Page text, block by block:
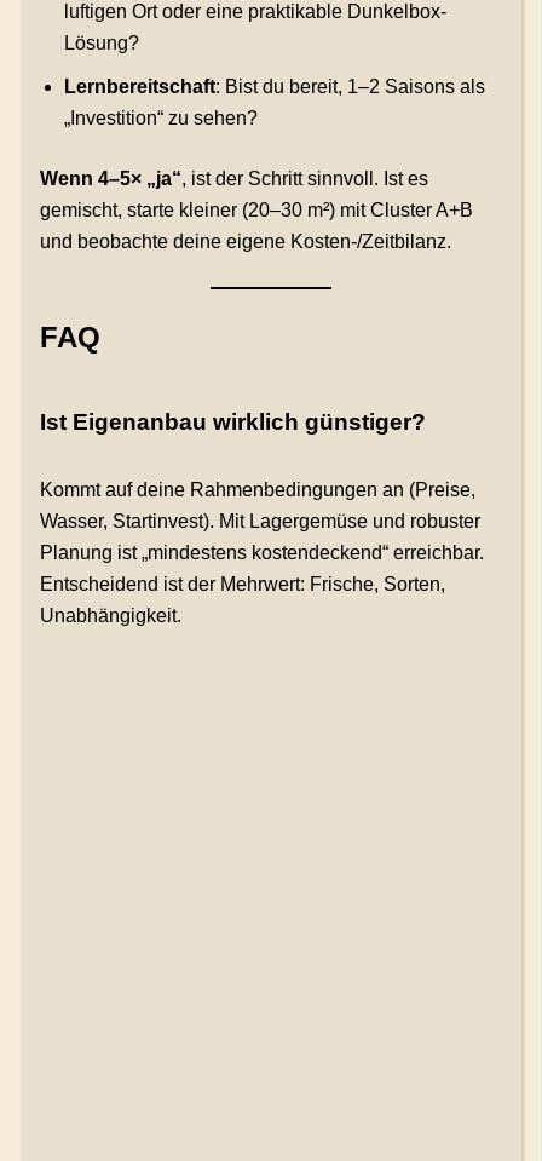
luftigen Ort oder eine praktikable Dunkelbox-
Lösung?
Lernbereitschaft: Bist du bereit, 1–2 Saisons als
„Investition“ zu sehen?
Wenn 4–5× „ja“, ist der Schritt sinnvoll. Ist es
gemischt, starte kleiner (20–30 m²) mit Cluster A+B
und beobachte deine eigene Kosten-/Zeitbilanz.
FAQ
Ist Eigenanbau wirklich günstiger?
Kommt auf deine Rahmenbedingungen an (Preise,
Wasser, Startinvest). Mit Lagergemüse und robuster
Planung ist „mindestens kostendeckend“ erreichbar.
Entscheidend ist der Mehrwert: Frische, Sorten,
Unabhängigkeit.